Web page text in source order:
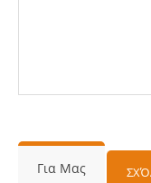
Για Μας